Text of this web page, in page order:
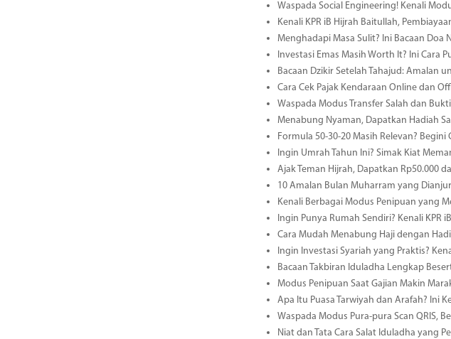
Waspada Social Engineering! Kenali
Kenali KPR iB Hijrah Baitullah,
Menghadapi Masa Sulit? Ini Bacaan
Investasi Emas Masih Worth It? Ini Cara
Bacaan Dzikir Setelah Tahajud: Amalan
Cara Cek Pajak Kendaraan Online dan
Waspada Modus Transfer Salah dan
Menabung Nyaman, Dapatkan Hadiah
Formula 50-30-20 Masih Relevan?
Ingin Umrah Tahun Ini? Simak Kiat
Ajak Teman Hijrah, Dapatkan Rp50.000
10 Amalan Bulan Muharram yang
Kenali Berbagai Modus Penipuan yang
Ingin Punya Rumah Sendiri? Kenali KPR
Cara Mudah Menabung Haji dengan
Ingin Investasi Syariah yang Praktis?
Bacaan Takbiran Iduladha Lengkap
Modus Penipuan Saat Gajian Makin
Apa Itu Puasa Tarwiyah dan Arafah? Ini
Waspada Modus Pura-pura Scan QRIS,
Niat dan Tata Cara Salat Iduladha yang